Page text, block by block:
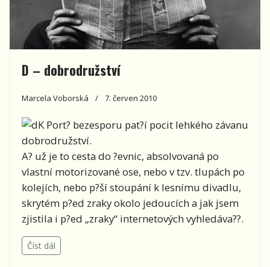
D – dobrodružství
Marcela Voborská 7. červen 2010
K Port? bezesporu pat?í pocit lehkého závanu
dobrodružství.
A? už je to cesta do ?evnic, absolvovaná po
vlastní motorizované ose, nebo v tzv. tlupách po
kolejích, nebo p?ší stoupání k lesnímu divadlu,
skrytém p?ed zraky okolo jedoucích a jak jsem
zjistila i p?ed „zraky“ internetových vyhledáva??.
Číst dál